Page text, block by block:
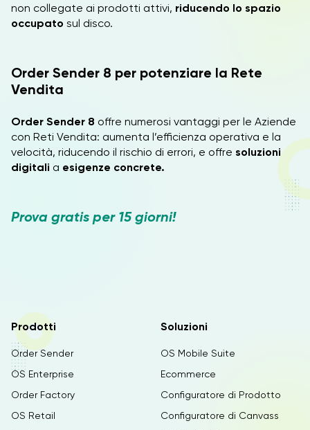
non collegate ai prodotti attivi, riducendo lo spazio
occupato sul disco.
Order Sender 8 per potenziare la Rete
Vendita
Order Sender 8 offre numerosi vantaggi per le Aziende
con Reti Vendita: aumenta l’efficienza operativa e la
velocità, riducendo il rischio di errori, e offre soluzioni
digitali a esigenze concrete.
Prova gratis per 15 giorni!
Prodotti
Order Sender
OS Enterprise
Order Factory
OS Retail
Soluzioni
OS Mobile Suite
Ecommerce
Configuratore di Prodotto
Configuratore di Canvass